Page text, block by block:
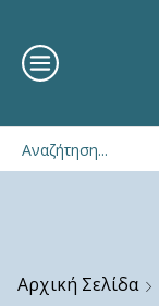
Αρχική Σελίδα